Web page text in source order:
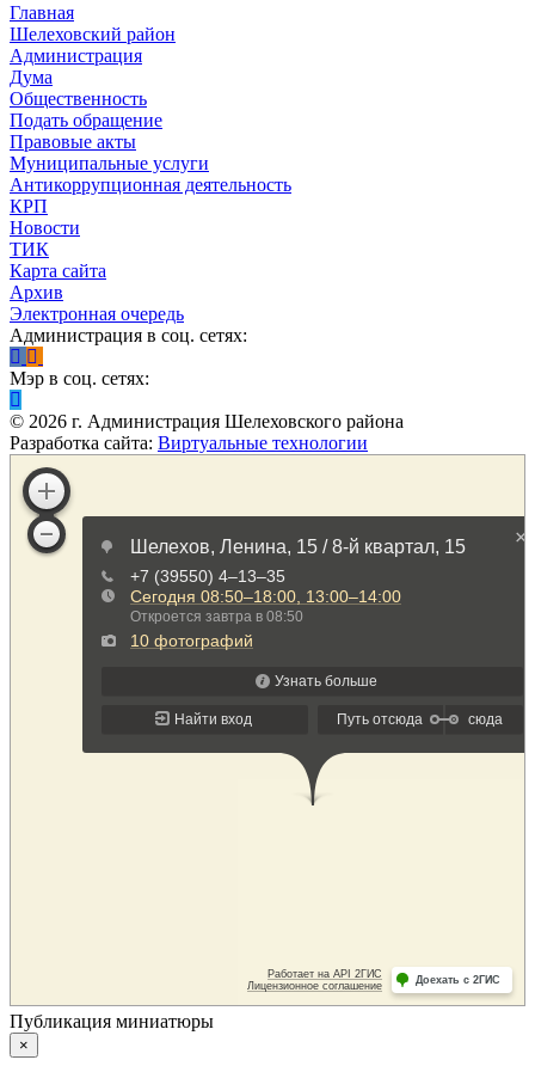
Главная
Шелеховский район
Администрация
Дума
Общественность
Подать обращение
Правовые акты
Муниципальные услуги
Антикоррупционная деятельность
КРП
Новости
ТИК
Карта сайта
Архив
Электронная очередь
Администрация в соц. сетях:
Мэр в соц. сетях:
© 2026 г. Администрация Шелеховского района
Разработка сайта: Виртуальные технологии
Публикация миниатюры
×